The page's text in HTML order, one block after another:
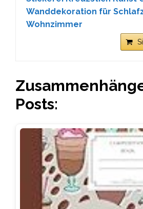
Wanddekoration für
Wohnzimmer
Posts: